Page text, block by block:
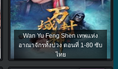
Wan Yu Feng Shen เทพแห่ง
อาณาจักรทั้งปวง ตอนที่ 1-80 ซับ
ไทย